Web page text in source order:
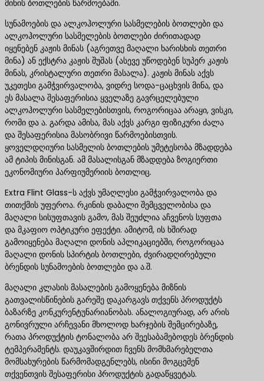
მინის ბოთლების წარმოებაში.
სუნამოების და ალკოჰოლური სასმელების ბოთლები და
ალკოჰოლური სასმელების ბოთლები ძირითადად
იყენებენ კაჟის მინას (აგრეთვე მაღალი ხარისხის თეთრი
მინა) ან ექსტრა კაჟის შუშას (ასევე უწოდებენ სუპერ კაჟის
მინას, კრისტალური თეთრი მასალა). კაჟის მინას აქვს
უკეთესი გამჭვირვალობა, ვიდრე სოდა-ცაცხვის მინა, და
ეს მასალა შესაფერისია ყველაზე გავრცელებული
ალკოჰოლური სასმელებისთვის, როგორიცაა არაყი, ვისკი,
რომი და ა. გარდა ამისა, მას აქვს კარგი ფიზიკური ძალა
და შესაფერისია მასობრივი წარმოებისთვის.
ყოველდღიური სასმელის ბოთლების უმეტესობა მზადდება
ამ ტიპის მინისგან. ამ მასალისგან მზადდება ზოგიერთი
ეკონომიური პარფიუმერიის ბოთლიც.
Extra Flint Glass-ს აქვს უმაღლესი გამჭვირვალობა და
თითქმის უფეროა. რკინის დაბალი შემცველობისა და
მაღალი სისუფთავის გამო, მას შეუძლია აჩვენოს სუფთა
და მკაფიო ოპტიკური ეფექტი. ამიტომ, ის ხშირად
გამოიყენება მაღალი დონის აპლიკაციებში, როგორიცაა
მაღალი დონის სპირტის ბოთლები, ძვირადღირებული
ბრენდის სუნამოების ბოთლები და ა.შ.
მაღალი კლასის მასალების გამოყენება მიზნის
გათვალისწინების გარეშე დაკარგავს თქვენს პროდუქტს
ბაზარზე კონკურენტუნარიანობას. ანალოგიურად, არ არის
გონივრული არჩევანი მხოლოდ ხარჯების შემცირებაზე,
რათა პროდუქტის ტონალობა არ შეესაბამებოდეს ბრენდის
ტემპერამენტს. დაუკავშირდით ჩვენს მომხმარებელთა
მომსახურების წარმომადგენლებს, ისინი მოგცემენ
თქვენთვის შესაფერისი პროდუქტის გადაწყვეტას.